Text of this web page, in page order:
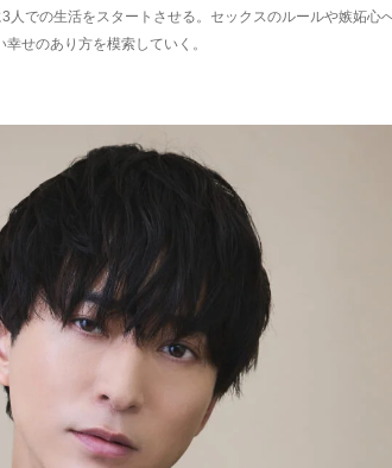
人での生活をスタートさせる。セックスのルールや嫉妬心
せのあり方を模索していく。